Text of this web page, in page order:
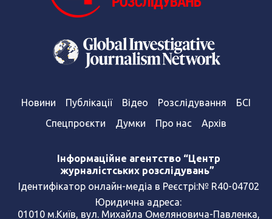
Новини Публікації Відео Розслідування
БСІ
Спецпроєкти
Думки Про нас Архів
Інформаційне агентство “Центр
журналістських розслідувань”
Ідентифікатор онлайн-медіа в Реєстрі:№ R40-04702
Юридична адреса:
01010 м.Київ, вул. Михайла Омеляновича-Павленка,